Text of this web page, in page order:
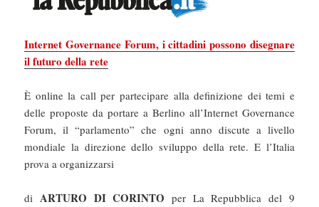
Internet Governance Forum, i cittadini possono disegnare
il futuro della rete
È online la call per partecipare alla definizione dei temi e
delle proposte da portare a Berlino all’Internet Governance
Forum, il “parlamento” che ogni anno discute a livello
mondiale la direzione dello sviluppo della rete. E l’Italia
prova a organizzarsi
diARTURO DI CORINTO per La Repubblica del 9